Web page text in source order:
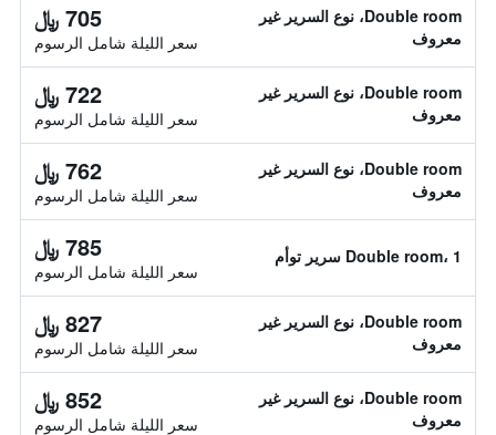
Double room، نوع السرير غير
معروف
705 ﷼
سعر الليلة شامل الرسوم
Double room، نوع السرير غير
معروف
722 ﷼
سعر الليلة شامل الرسوم
Double room، نوع السرير غير
معروف
762 ﷼
سعر الليلة شامل الرسوم
Double room، 1 سرير توأم 785 ﷼
سعر الليلة شامل الرسوم
Double room، نوع السرير غير
معروف
827 ﷼
سعر الليلة شامل الرسوم
Double room، نوع السرير غير
معروف
852 ﷼
سعر الليلة شامل الرسوم